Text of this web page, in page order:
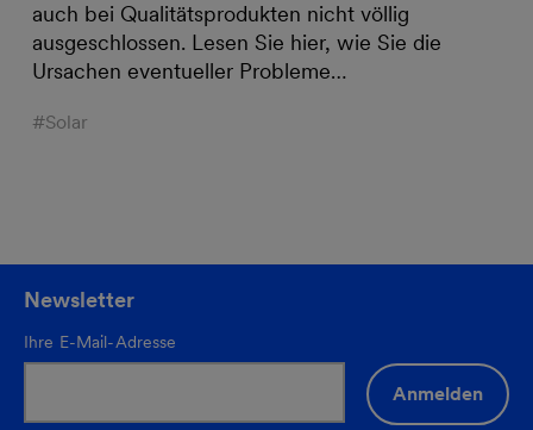
auch bei Qualitätsprodukten nicht völlig
ausgeschlossen. Lesen Sie hier, wie Sie die
Ursachen eventueller Probleme…
#Solar
Newsletter
Ihre E-Mail-Adresse
Anmelden